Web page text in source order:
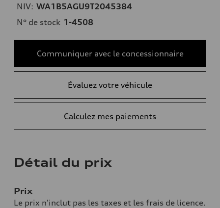
NIV: WA1B5AGU9T2045384
N° de stock 1-4508
Communiquer avec le concessionnaire
Évaluez votre véhicule
Calculez mes paiements
Détail du prix
Prix
Le prix n'inclut pas les taxes et les frais de licence.